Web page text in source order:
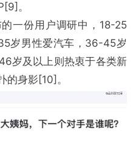
。
一份用户调研中，18-25
岁男性爱汽车，36-45岁
岁及以上则热衷于各类新
身影[10]。